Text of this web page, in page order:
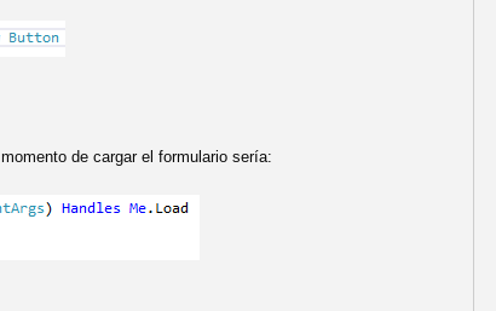
de cargar el formulario sería: